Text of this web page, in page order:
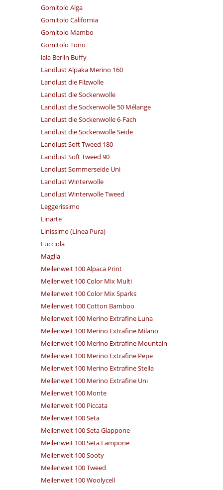
Gomitolo Alga
Gomitolo California
Gomitolo Mambo
Gomitolo Tono
lala Berlin Buffy
Landlust Alpaka Merino 160
Landlust die Filzwolle
Landlust die Sockenwolle
Landlust die Sockenwolle 50 Mélange
Landlust die Sockenwolle 6-Fach
Landlust die Sockenwolle Seide
Landlust Soft Tweed 180
Landlust Soft Tweed 90
Landlust Sommerseide Uni
Landlust Winterwolle
Landlust Winterwolle Tweed
Leggerissimo
Linarte
Linissimo (Linea Pura)
Lucciola
Maglia
Meilenweit 100 Alpaca Print
Meilenweit 100 Color Mix Multi
Meilenweit 100 Color Mix Sparks
Meilenweit 100 Cotton Bamboo
Meilenweit 100 Merino Extrafine Luna
Meilenweit 100 Merino Extrafine Milano
Meilenweit 100 Merino Extrafine Mountain
Meilenweit 100 Merino Extrafine Pepe
Meilenweit 100 Merino Extrafine Stella
Meilenweit 100 Merino Extrafine Uni
Meilenweit 100 Monte
Meilenweit 100 Piccata
Meilenweit 100 Seta
Meilenweit 100 Seta Giappone
Meilenweit 100 Seta Lampone
Meilenweit 100 Sooty
Meilenweit 100 Tweed
Meilenweit 100 Woolycell